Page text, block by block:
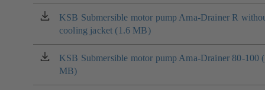
v
nové
záložce)
KSB Submersible motor pump Ama-Drainer R
cooling jacket (1.6 MB)
(otevírá
se
v
nové
záložce)
KSB Submersible motor pump Ama-Drainer 80-100
MB)
(otevírá
se
v